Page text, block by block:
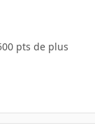
pts de plus